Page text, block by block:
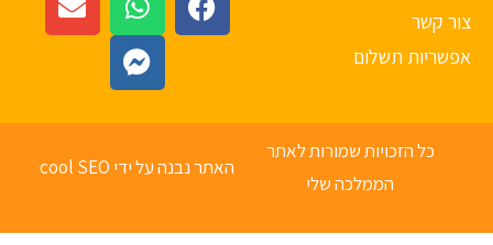
קשר
תשלום
כל הזכויות שמורות לאתר
הממלכה שלי
האתר נבנה על ידי cool SEO